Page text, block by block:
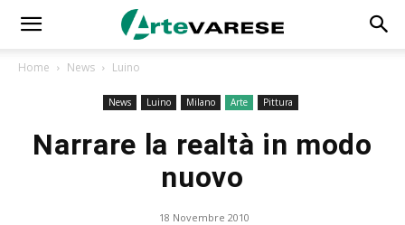
Home News Luino
News Luino Milano Arte Pittura
Narrare la realtà in modo
nuovo
18 Novembre 2010